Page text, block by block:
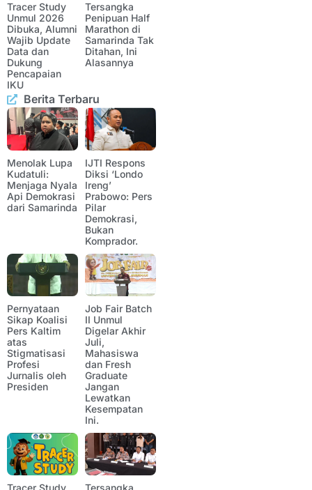
Tracer Study
Unmul 2026
Dibuka, Alumni
Wajib Update
Data dan
Dukung
Pencapaian
IKU
Tersangka
Penipuan Half
Marathon di
Samarinda Tak
Ditahan, Ini
Alasannya
Berita Terbaru
Menolak Lupa
Kudatuli:
Menjaga Nyala
Api Demokrasi
dari Samarinda
IJTI Respons
Diksi ‘Londo
Ireng’
Prabowo: Pers
Pilar
Demokrasi,
Bukan
Komprador.
Pernyataan
Sikap Koalisi
Pers Kaltim
atas
Stigmatisasi
Profesi
Jurnalis oleh
Presiden
Job Fair Batch
II Unmul
Digelar Akhir
Juli,
Mahasiswa
dan Fresh
Graduate
Jangan
Lewatkan
Kesempatan
Ini.
Tracer Study
Tersangka